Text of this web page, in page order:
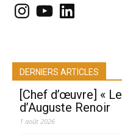
Instagram
YouTubeLinkedIn
DERNIERS ARTICLES
[Chef d’œuvre] «
d’Auguste Renoir
1 août 2026